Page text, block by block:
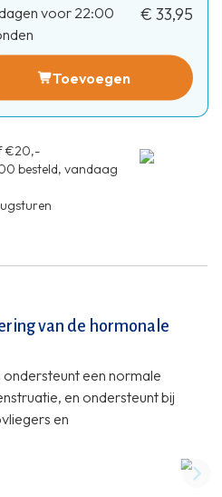
voor 22:00
€ 33,95
Toevoegen
€20,-
besteld, vandaag
van de hormonale
een normale
en ondersteunt bij
en